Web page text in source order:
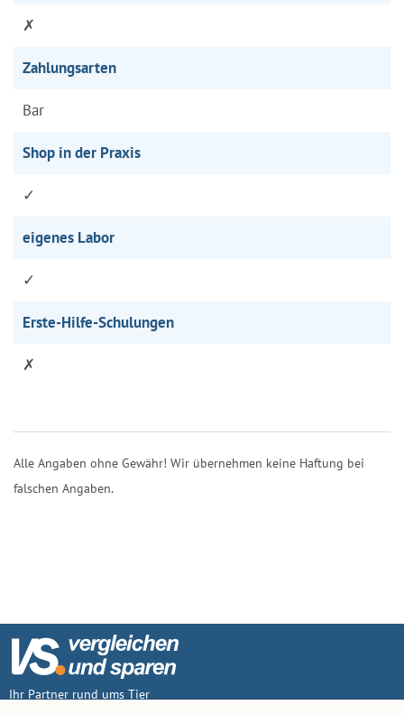
✗
Zahlungsarten
Bar
Shop in der Praxis
✓
eigenes Labor
✓
Erste-Hilfe-Schulungen
✗
Alle Angaben ohne Gewähr! Wir übernehmen keine Haftung bei
falschen Angaben.
Ihr Partner rund ums Tier